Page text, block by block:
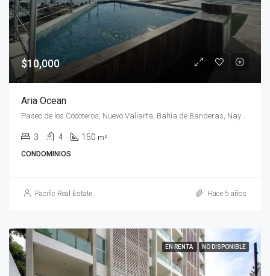
$10,000
Aria Ocean
Paseo de los Cocoteros, Nuevo Vallarta, Bahía de Banderas, Nayarit, C.P. 63735, México
3 4 150 m²
CONDOMINIOS
Pacific Real Estate Hace 5 años
EN RENTA NO DISPONIBLE